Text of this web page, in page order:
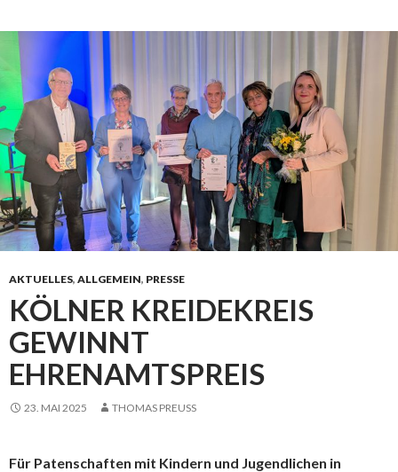
AKTUELLES, ALLGEMEIN, PRESSE
KÖLNER KREIDEKREIS
GEWINNT
EHRENAMTSPREIS
23. MAI 2025 THOMAS PREUSS
Für Patenschaften mit Kindern und Jugendlichen in